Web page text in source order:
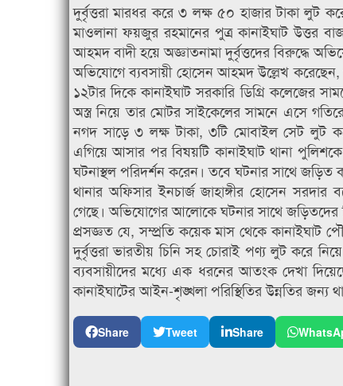
দুর্বৃত্তরা মারধর করে ৩ লক্ষ ৫০ হাজার টাকা লুট
মাওলানা ফয়জুর রহমানের পুত্র কানাইঘাট উত্তর
আহমদ বাদী হয়ে অজ্ঞাতনামা দুর্বৃত্তদের বিরুদ্ধে
অভিযোগে ব্যবসায়ী হোসেন আহমদ উল্লেখ করেছেন,
১২টার দিকে কানাইঘাট সরকারি ডিগ্রি কলেজের
অস্ত্র নিয়ে তার মোটর সাইকেলের সামনে এসে
নগদ সাড়ে ৩ লক্ষ টাকা, ৩টি মোবাইল সেট লুট
এগিয়ে আসার পর বিষয়টি কানাইঘাট থানা
ঘটনাস্থল পরিদর্শন করেন। তবে ঘটনার সাথে
থানার অফিসার ইনচার্জ জাহাঙ্গীর হোসেন
গেছে। অভিযোগের আলোকে ঘটনার সাথে জড়িতদের
প্রসজ্ঞত যে, সম্প্রতি কয়েক মাস থেকে কানাইঘাট
দুর্বৃত্তরা ভারতীয় চিনি সহ চোরাই পণ্য লুট করে
ব্যবসায়ীদের মধ্যে এক ধরনের আতংক দেখা
কানাইঘাটের আইন-শৃঙ্খলা পরিস্থিতির উন্নতির জন্য
Share Tweet Share